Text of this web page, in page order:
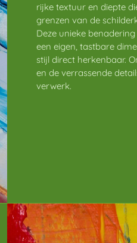
rijke textuur en diepte
grenzen van de
Deze unieke
een eigen, tastbare
stijl direct herkenbaar.
en de verrassende
verwerk.